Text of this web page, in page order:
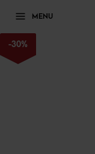
MENU
-30%